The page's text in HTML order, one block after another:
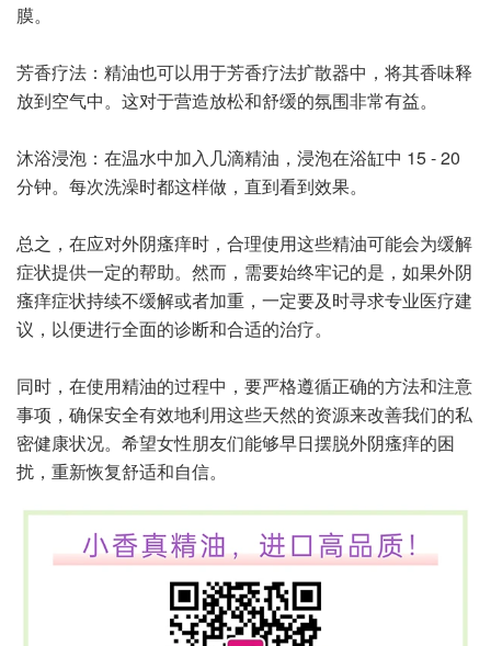
膜。
芳香疗法：精油也可以用于芳香疗法扩散器中，将其香味释
放到空气中。这对于营造放松和舒缓的氛围非常有益。
沐浴浸泡：在温水中加入几滴精油，浸泡在浴缸中 15 - 20
分钟。每次洗澡时都这样做，直到看到效果。
总之，在应对外阴瘙痒时，合理使用这些精油可能会为缓解
症状提供一定的帮助。然而，需要始终牢记的是，如果外阴
瘙痒症状持续不缓解或者加重，一定要及时寻求专业医疗建
议，以便进行全面的诊断和合适的治疗。
同时，在使用精油的过程中，要严格遵循正确的方法和注意
事项，确保安全有效地利用这些天然的资源来改善我们的私
密健康状况。希望女性朋友们能够早日摆脱外阴瘙痒的困
扰，重新恢复舒适和自信。